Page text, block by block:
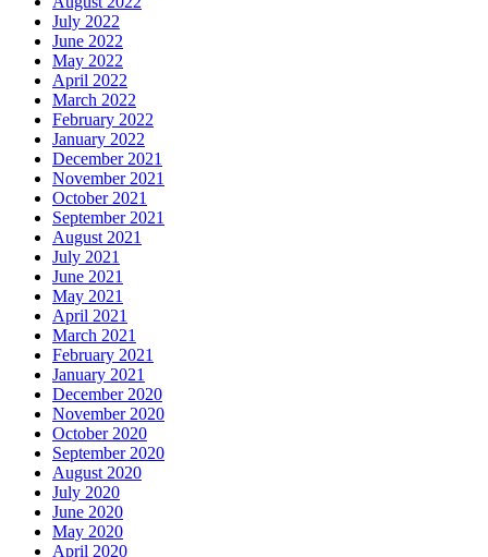
July 2022
June 2022
May 2022
April 2022
March 2022
February 2022
January 2022
December 2021
November 2021
October 2021
September 2021
August 2021
July 2021
June 2021
May 2021
April 2021
March 2021
February 2021
January 2021
December 2020
November 2020
October 2020
September 2020
August 2020
July 2020
June 2020
May 2020
April 2020